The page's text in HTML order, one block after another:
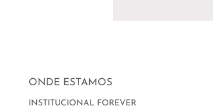
ONDE ESTAMOS
INSTITUCIONAL FOREVER